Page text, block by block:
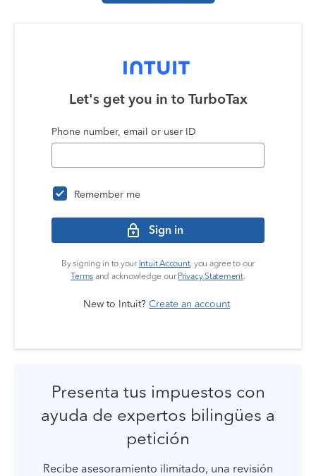
Let's get you in to TurboTax
Phone number, email or user ID
Remember me
Sign in
By signing in to your Intuit Account, you agree to our
Terms and acknowledge our Privacy Statement.
New to Intuit? Create an account
Presenta tus impuestos con
ayuda de expertos bilingües a
petición
Recibe asesoramiento ilimitado, una revisión